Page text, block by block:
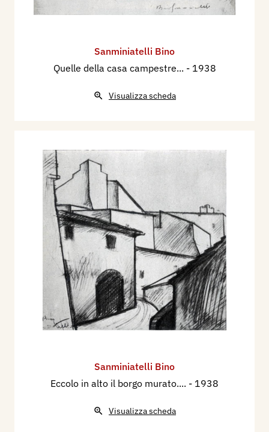
Sanminiatelli Bino
Quelle della casa campestre... - 1938
Visualizza scheda
Sanminiatelli Bino
Eccolo in alto il borgo murato.... - 1938
Visualizza scheda